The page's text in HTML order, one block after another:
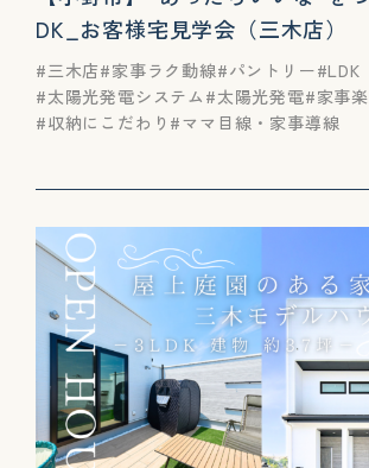
DK_お客様宅見学会（三木店）
三木店 家事ラク動線 パントリー LDK
太陽光発電システム
太陽光発電 家事
収納にこだわり
ママ目線・家事導線